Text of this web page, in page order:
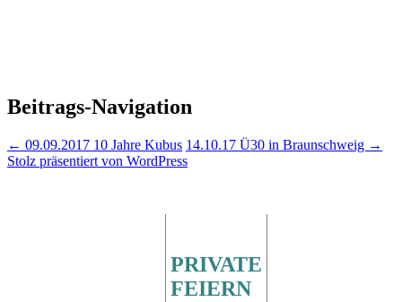
Beitrags-Navigation
← 09.09.2017 10 Jahre Kubus 14.10.17 Ü30 in Braunschweig →
Stolz präsentiert von WordPress
PRIVATE
FEIERN